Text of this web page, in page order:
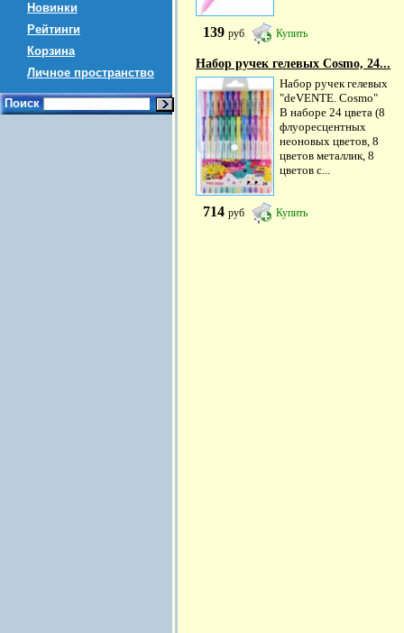
Новинки
Рейтинги
Корзина
Личное пространство
Поиск
139 руб Купить
Набор ручек гелевых Cosmo, 24...
Набор ручек гелевых
"deVENTE. Cosmo"
В наборе 24 цвета (8
флуоресцентных
неоновых цветов, 8
цветов металлик, 8
цветов с...
714 руб Купить